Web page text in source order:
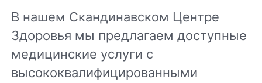
В нашем Скандинавском Центре
Здоровья мы предлагаем доступные
медицинские услуги с
высококвалифицированными